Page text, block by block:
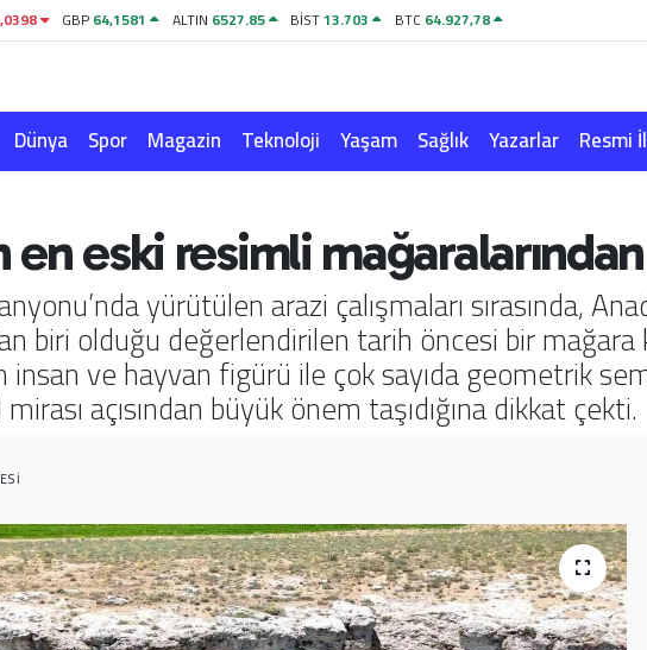
GBP64,1581 ALTIN 6527.85 BİST13.703 BTC64.927,78
Dünya Spor Magazin Teknoloji Yaşam Sağlık Yazarlar Resmi
en eski resimli
yürütülen arazi çalışmaları sırasında,
biri olduğu değerlendirilen tarih öncesi bir
insan ve hayvan figürü ile çok sayıda geometrik
açısından büyük önem taşıdığına dikkat çekti.